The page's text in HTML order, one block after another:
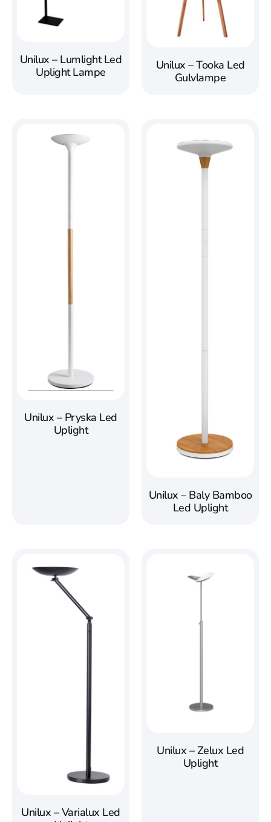
Unilux – Lumlight Led
Uplight Lampe
Unilux – Tooka Led
Gulvlampe
Unilux – Pryska Led
Uplight
Unilux – Baly Bamboo
Led Uplight
Unilux – Varialux Led
Unilux – Zelux Led
Uplight